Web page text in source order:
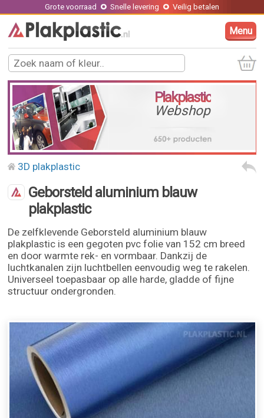
Grote voorraad Snelle levering Veilig betalen
Menu
Plakplastic
Webshop
3D plakplastic
Geborsteld aluminium blauw
plakplastic
De zelfklevende Geborsteld aluminium blauw
plakplastic is een gegoten pvc folie van 152 cm breed
en door warmte rek- en vormbaar. Dankzij de
luchtkanalen zijn luchtbellen eenvoudig weg te rakelen.
Universeel toepasbaar op alle harde, gladde of fijne
structuur ondergronden.